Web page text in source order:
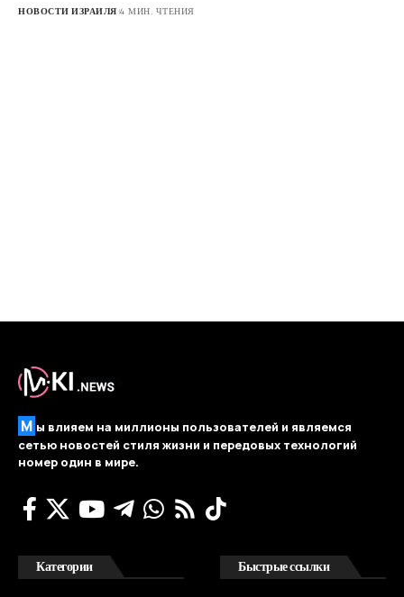
НОВОСТИ ИЗРАИЛЯ 4 МИН. ЧТЕНИЯ
М ы влияем на миллионы пользователей и являемся
сетью новостей стиля жизни и передовых технологий
номер один в мире.
Категории Быстрые ссылки